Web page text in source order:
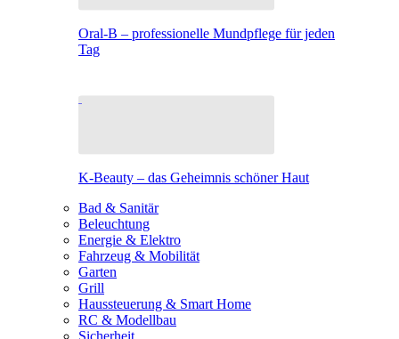
Oral-B – professionelle Mundpflege für jeden
Tag
K-Beauty – das Geheimnis schöner Haut
Bad & Sanitär
Beleuchtung
Energie & Elektro
Fahrzeug & Mobilität
Garten
Grill
Haussteuerung & Smart Home
RC & Modellbau
Sicherheit